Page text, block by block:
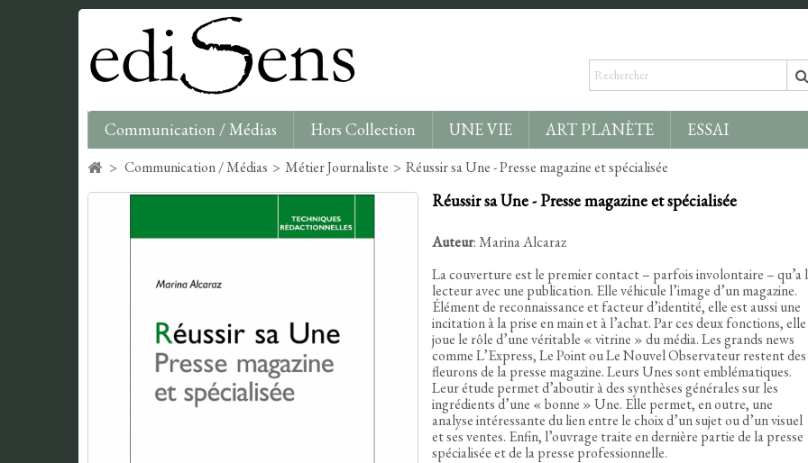
Communication / Médias Hors Collection UNE VIE ART PLANÈTE ESSAI
> Communication / Médias > Métier Journaliste > Réussir sa Une - Presse magazine et spécialisée
Réussir sa Une - Presse magazine et spécialisée
Auteur: Marina Alcaraz
La couverture est le premier contact – parfois involontaire – qu’a
lecteur avec une publication. Elle véhicule l’image d’un magazine.
Élément de reconnaissance et facteur d’identité, elle est aussi une
incitation à la prise en main et à l’achat. Par ces deux fonctions, elle
joue le rôle d’une véritable « vitrine » du média. Les grands news
comme L’Express, Le Point ou Le Nouvel Observateur restent des
fleurons de la presse magazine. Leurs Unes sont emblématiques.
Leur étude permet d’aboutir à des synthèses générales sur les
ingrédients d’une « bonne » Une. Elle permet, en outre, une
analyse intéressante du lien entre le choix d’un sujet ou d’un visuel
et ses ventes. Enfin, l’ouvrage traite en dernière partie de la presse
spécialisée et de la presse professionnelle.